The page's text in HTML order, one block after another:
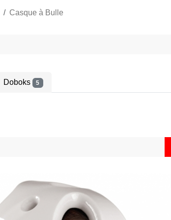
Casque à Bulle
Doboks 5